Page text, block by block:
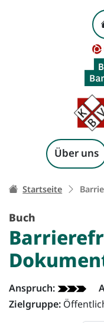
Kopf-
Über uns
Ihr Weg
Startseite
Buch
Dokument - Info:
Anspruch:
Zielgruppe: